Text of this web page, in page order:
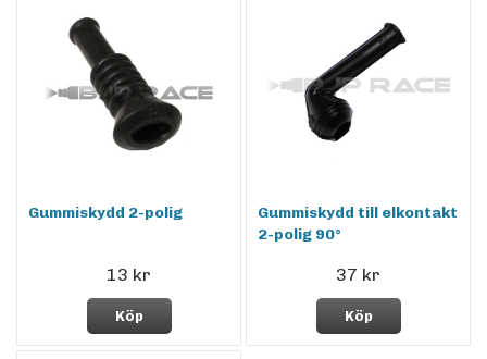
Gummiskydd 2-polig
13 kr
Köp
Gummiskydd till elkontakt
2-polig 90°
37 kr
Köp